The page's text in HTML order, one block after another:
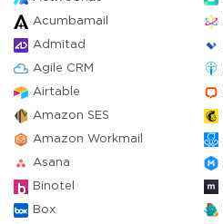
Acumbamail
Admitad
Agile CRM
Airtable
Amazon SES
Amazon Workmail
Asana
Binotel
Box